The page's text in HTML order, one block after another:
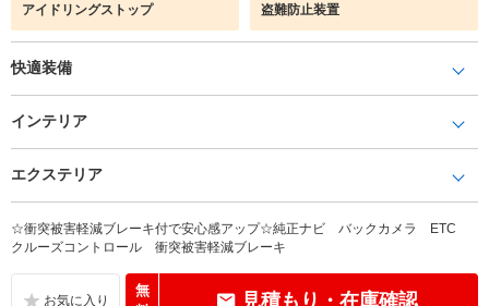
アイドリングストップ 盗難防止装置
快適装備
インテリア
エクステリア
☆衝突被害軽減ブレーキ付で安心感アップ☆純正ナビ バックカメラ ETC
クルーズコントロール 衝突被害軽減ブレーキ
無
見積もり・在庫確認